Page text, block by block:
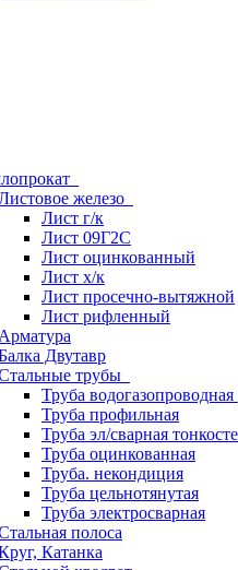
железо
Лист г/к
Лист 09Г2С
Лист оцинкованный
Лист х/к
Лист просечно-вытяжной
Лист рифленный
Арматура
Двутавр
трубы
Труба
Труба профильная
Труба эл/сварная
Труба оцинкованная
Труба. некондиция
Труба цельнотянутая
Труба электросварная
полоса
Катанка